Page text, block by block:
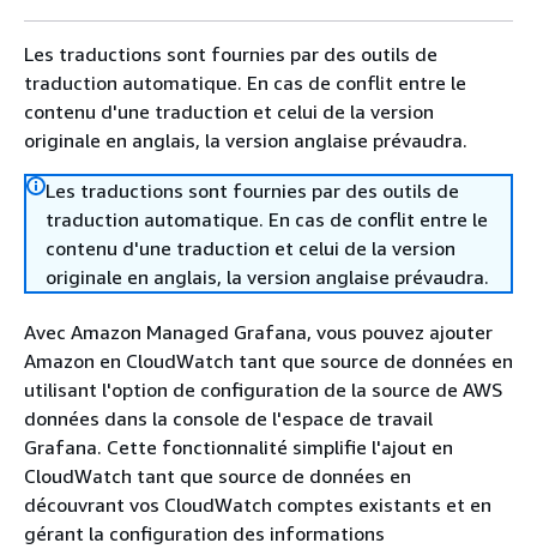
Les traductions sont fournies par des outils de
traduction automatique. En cas de conflit entre le
contenu d'une traduction et celui de la version
originale en anglais, la version anglaise prévaudra.
Les traductions sont fournies par des outils de
traduction automatique. En cas de conflit entre le
contenu d'une traduction et celui de la version
originale en anglais, la version anglaise prévaudra.
Avec Amazon Managed Grafana, vous pouvez ajouter
Amazon en CloudWatch tant que source de données en
utilisant l'option de configuration de la source de AWS
données dans la console de l'espace de travail
Grafana. Cette fonctionnalité simplifie l'ajout en
CloudWatch tant que source de données en
découvrant vos CloudWatch comptes existants et en
gérant la configuration des informations